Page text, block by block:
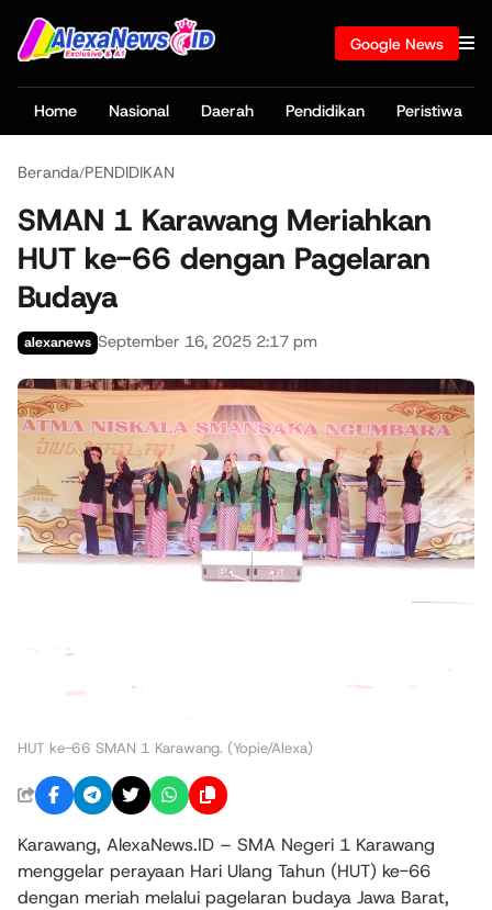
Google News
Home Nasional Daerah Pendidikan Peristiwa
Beranda/PENDIDIKAN
SMAN 1 Karawang Meriahkan
HUT ke-66 dengan Pagelaran
Budaya
alexanews September 16, 2025 2:17 pm
HUT ke-66 SMAN 1 Karawang. (Yopie/Alexa)
Karawang, AlexaNews.ID – SMA Negeri 1 Karawang
menggelar perayaan Hari Ulang Tahun (HUT) ke-66
dengan meriah melalui pagelaran budaya Jawa Barat,